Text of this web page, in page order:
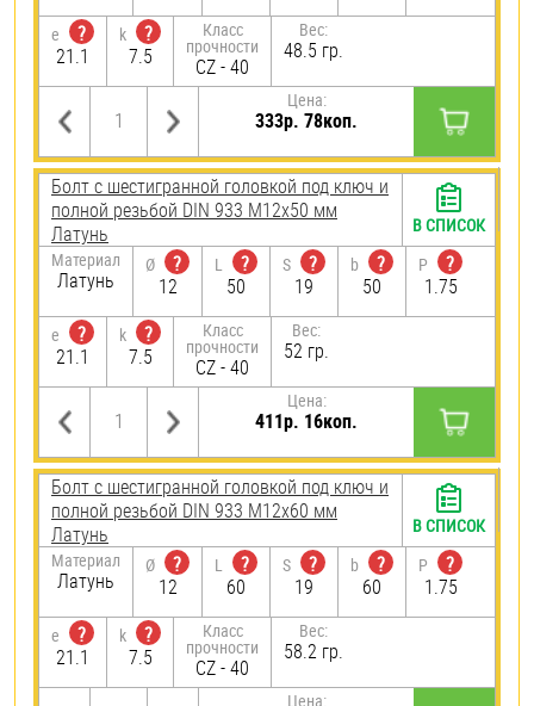
e
?
21.1
k
?
7.5
Класс
прочности
CZ - 40
Вес:
48.5 гр.
Цена:
333р. 78коп.
Болт с шестигранной головкой под ключ и
полной резьбой DIN 933 М12х50 мм
Латунь
Материал
Латунь
Ø
?
12
L
?
50
S
?
19
b
?
50
P
?
1.75
e
?
21.1
k
?
7.5
Класс
прочности
CZ - 40
Вес:
52 гр.
Цена:
411р. 16коп.
В СПИСОК
Болт с шестигранной головкой под ключ и
полной резьбой DIN 933 М12х60 мм
Латунь
Материал
Латунь
Ø
?
12
L
?
60
S
?
19
b
?
60
P
?
1.75
e
?
21.1
k
?
7.5
Класс
прочности
CZ - 40
Вес:
58.2 гр.
Цена:
В СПИСОК